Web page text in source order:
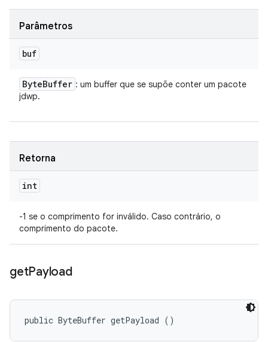
Parâmetros
buf
ByteBuffer : um buffer que se supõe conter um pacote
jdwp.
Retorna
int
-1 se o comprimento for inválido. Caso contrário, o
comprimento do pacote.
getPayload
public ByteBuffer getPayload ()